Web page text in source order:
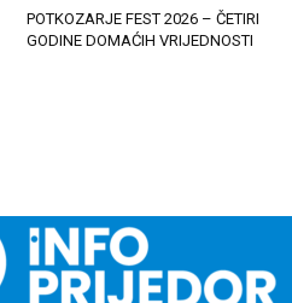
POTKOZARJE FEST 2026 – ČETIRI
GODINE DOMAĆIH VRIJEDNOSTI